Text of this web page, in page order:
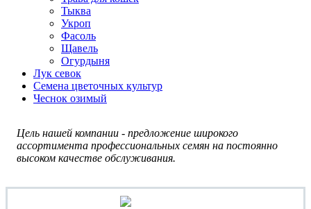
Тыква
Укроп
Фасоль
Щавель
Огурдыня
Лук севок
Семена цветочных культур
Чеснок озимый
Цель нашей компании - предложение широкого
ассортимента профессиональных семян на постоянно
высоком качестве обслуживания.